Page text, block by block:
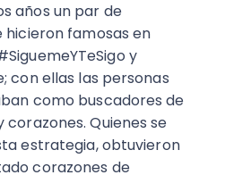
años un par de
hicieron famosas en
y
con ellas las personas
como buscadores de
corazones. Quienes se
estrategia, obtuvieron
corazones de